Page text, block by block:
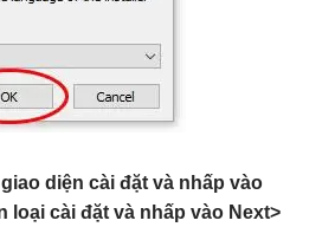
diện cài đặt và nhấp vào
cài đặt và nhấp vào Next>